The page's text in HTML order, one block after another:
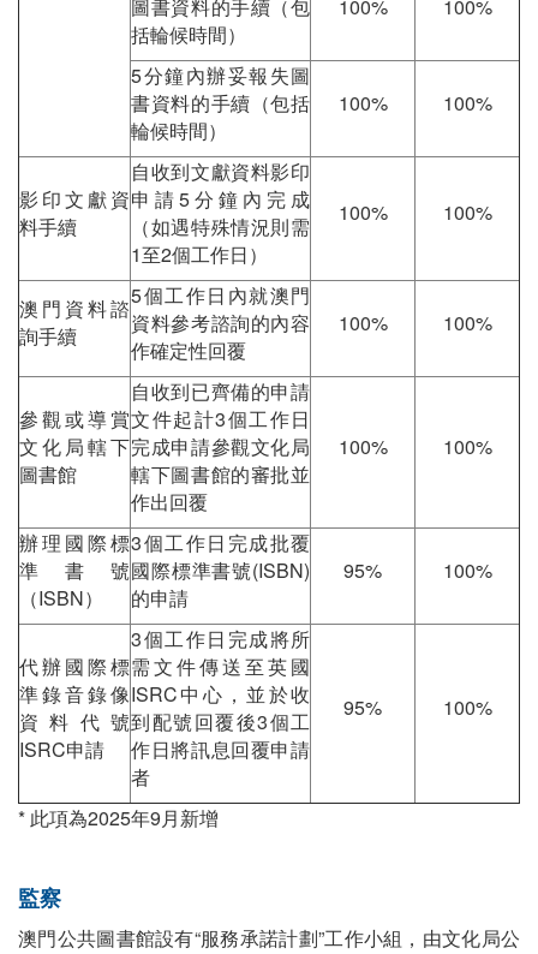
圖書資料的手續（包
括輪候時間）
100% 100%
5分鐘內辦妥報失圖
書資料的手續（包括
輪候時間）
100% 100%
影印文獻資
料手續
自收到文獻資料影印
申請5分鐘內完成
（如遇特殊情況則需
1至2個工作日）
100% 100%
澳門資料諮
詢手續
5個工作日內就澳門
資料參考諮詢的內容
作確定性回覆
100% 100%
參觀或導賞
文化局轄下
圖書館
自收到已齊備的申請
文件起計3個工作日
完成申請參觀文化局
轄下圖書館的審批並
作出回覆
100% 100%
辦理國際標
準書號
（ISBN）
3個工作日完成批覆
國際標準書號(ISBN)
的申請
95% 100%
代辦國際標
準錄音錄像
資料代號
ISRC申請
3個工作日完成將所
需文件傳送至英國
ISRC中心，並於收
到配號回覆後3個工
作日將訊息回覆申請
者
95% 100%
* 此項為2025年9月新增
監察
澳門公共圖書館設有“服務承諾計劃”工作小組，由文化局公